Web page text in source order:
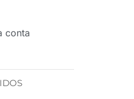
conta